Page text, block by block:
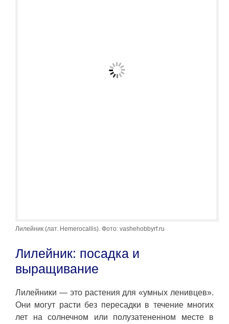
Лилейник (лат. Hemerocallis). Фото: vashehobbyrf.ru
Лилейник: посадка и
выращивание
Лилейники — это растения для «умных ленивцев».
Они могут расти без пересадки в течение многих
лет на солнечном или полузатененном месте в